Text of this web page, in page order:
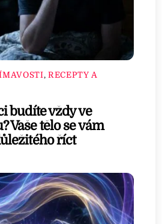
, RECEPTY A
budíte vždy ve
Vaše tělo se vám
říct